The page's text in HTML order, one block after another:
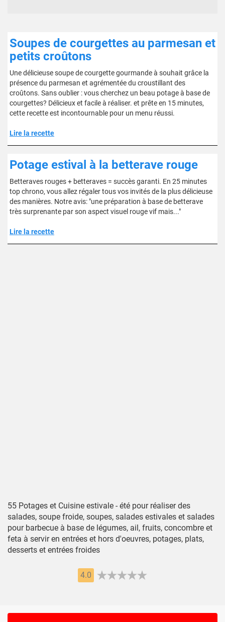
Soupes de courgettes au parmesan et
petits croûtons
Une délicieuse soupe de courgette gourmande à souhait grâce la
présence du parmesan et agrémentée du croustillant des
croûtons. Sans oublier : vous cherchez un beau potage à base de
courgettes? Délicieux et facile à réaliser. et prête en 15 minutes,
cette recette est incontournable pour un menu réussi.
Lire la recette
Potage estival à la betterave rouge
Betteraves rouges + betteraves = succès garanti. En 25 minutes
top chrono, vous allez régaler tous vos invités de la plus délicieuse
des manières. Notre avis: "une préparation à base de betterave
très surprenante par son aspect visuel rouge vif mais..."
Lire la recette
55 Potages et Cuisine estivale - été pour réaliser des
salades, soupe froide, soupes, salades estivales et salades
pour barbecue à base de légumes, ail, fruits, concombre et
feta à servir en entrées et hors d'oeuvres, potages, plats,
desserts et entrées froides
4.0